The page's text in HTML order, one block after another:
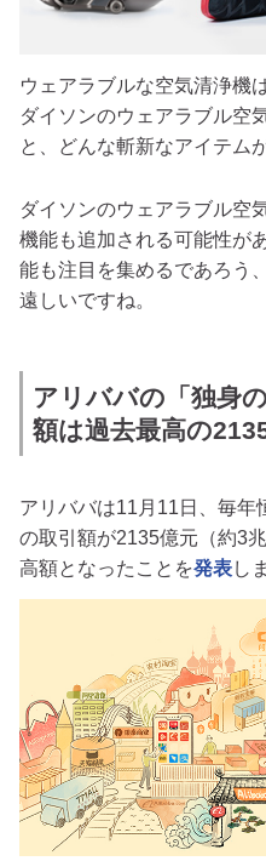
ウェアラブルな空気清浄機
ダイソンのウェアラブル空
と、どんな斬新なアイテム
ダイソンのウェアラブル空
機能も追加される可能性が
能も注目を集めるであろう
遠しいですね。
アリババの「独身
額は過去最高の
アリババは11月11日、毎年
の取引額が2135億元（約3
高額となったことを発表し